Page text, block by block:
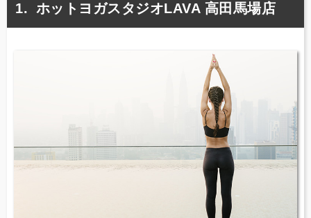
ホットヨガスタジオLAVA 高田馬場店